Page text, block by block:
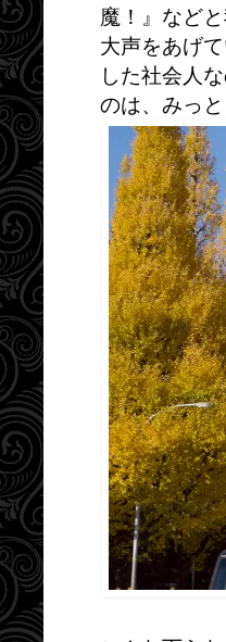
魔！』など
大声をあげ
した社会人
のは、みっと